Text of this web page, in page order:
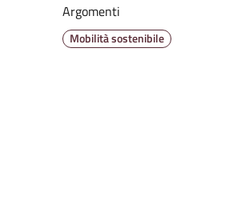
Argomenti
Mobilità sostenibile